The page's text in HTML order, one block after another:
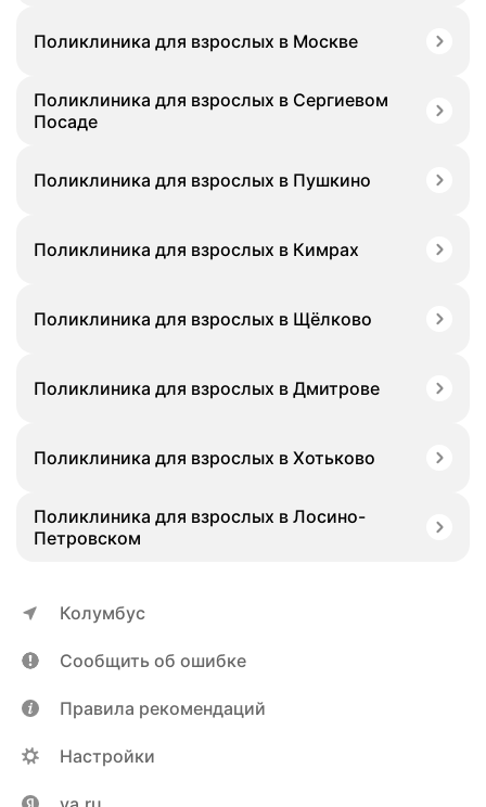
Поликлиника для взрослых в Москве
Поликлиника для взрослых в Сергиевом
Посаде
Поликлиника для взрослых в Пушкино
Поликлиника для взрослых в Кимрах
Поликлиника для взрослых в Щёлково
Поликлиника для взрослых в Дмитрове
Поликлиника для взрослых в Хотьково
Поликлиника для взрослых в Лосино-
Петровском
Колумбус
Сообщить об ошибке
Правила рекомендаций
Настройки